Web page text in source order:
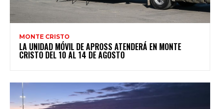
MONTE CRISTO
LA UNIDAD MÓVIL DE APROSS ATENDERÁ EN MONTE
CRISTO DEL 10 AL 14 DE AGOSTO